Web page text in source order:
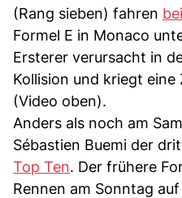
(Rang sieben) fahren
Formel E in Monaco
Ersterer verursacht in
Kollision und kriegt eine
(Video oben).
Anders als noch am
Sébastien Buemi der
Top Ten. Der frühere
Rennen am Sonntag auf